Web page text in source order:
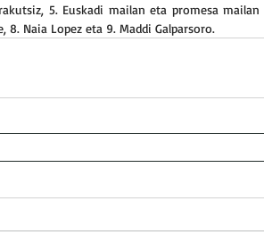
5. Euskadi mailan eta promesa
8. Naia Lopez eta 9. Maddi Galparsoro.